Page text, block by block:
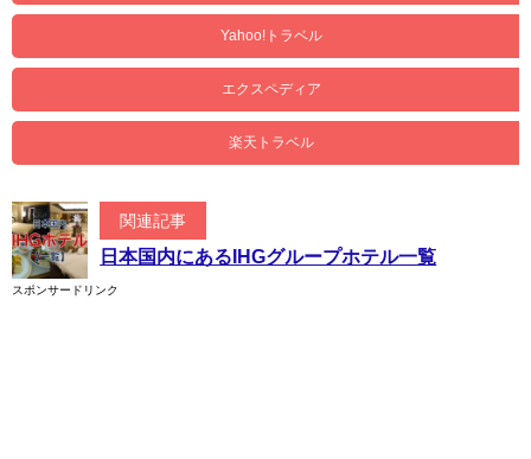
Yahoo!トラベル
エクスペディア
楽天トラベル
関連記事
日本国内にあるIHGグループホテル一覧
スポンサードリンク